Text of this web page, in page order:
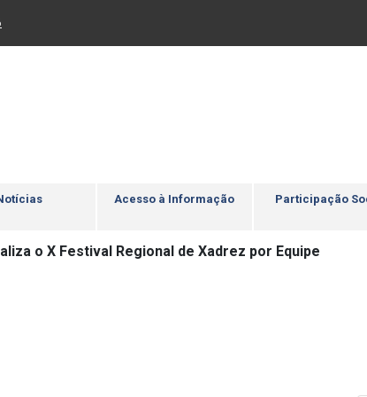
rodapé
um novo sítio)
Acesso à Informação Participação
o X Festival Regional de Xadrez por Equipe